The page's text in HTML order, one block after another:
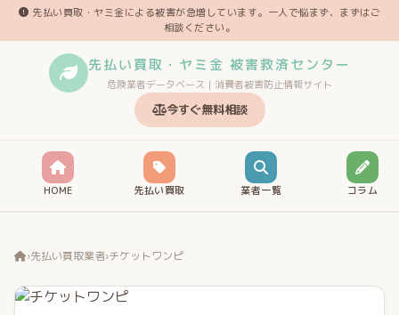
先払い買取・ヤミ金による被害が急増しています。一人で悩まず、まずはご
相談ください。
先払い買取・ヤミ金 被害救済センター
危険業者データベース｜消費者被害防止情報サイト
今すぐ無料相談
HOME 先払い買取 業者一覧 コラム
›先払い買取業者›チケットワンピ